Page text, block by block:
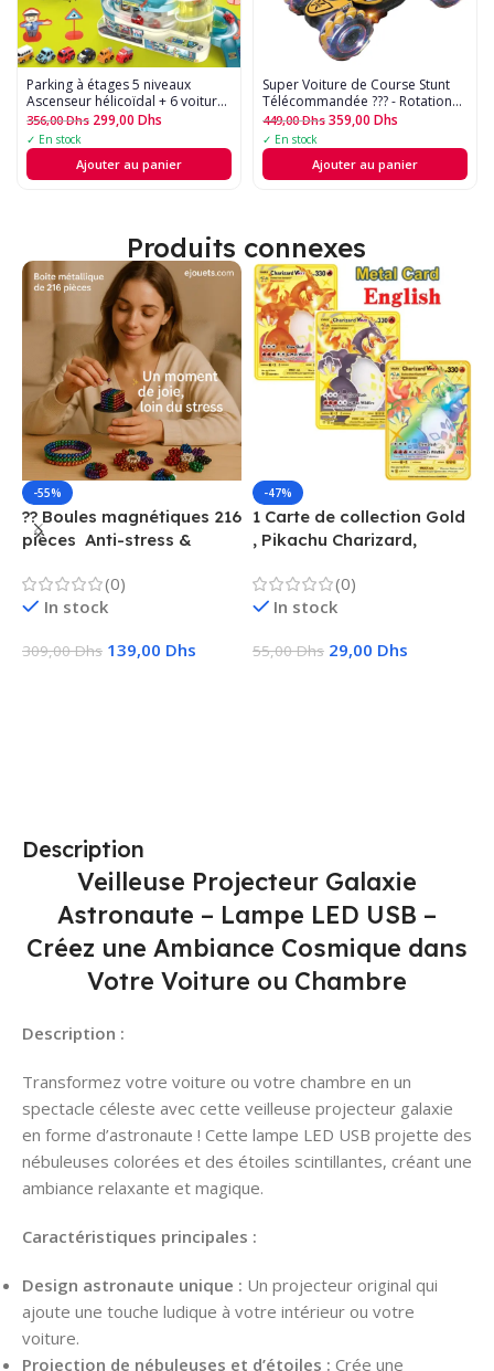
Parking à étages 5 niveaux 
Ascenseur hélicoïdal + 6 voitures
(24 places)
356,00Dhs 299,00 Dhs
✓ En stock
Ajouter au panier
Super Voiture de Course Stunt
Télécommandée ??? - Rotation
360°, Effets de Fumée, Musique
et Lumières LED
449,00Dhs 359,00 Dhs
✓ En stock
Ajouter au panier
Produits connexes
-55%
?? Boules magnétiques 216
pièces  Anti-stress &
(0)
In stock
309,00Dhs 139,00 Dhs
-47%
1 Carte de collection Gold
, Pikachu Charizard,
(0)
In stock
55,00Dhs 29,00 Dhs
Description
Veilleuse Projecteur Galaxie
Astronaute – Lampe LED USB –
Créez une Ambiance Cosmique dans
Votre Voiture ou Chambre
Description :
Transformez votre voiture ou votre chambre en un
spectacle céleste avec cette veilleuse projecteur galaxie
en forme d’astronaute ! Cette lampe LED USB projette des
nébuleuses colorées et des étoiles scintillantes, créant une
ambiance relaxante et magique.
Caractéristiques principales :
Design astronaute unique : Un projecteur original qui
ajoute une touche ludique à votre intérieur ou votre
voiture.
Projection de nébuleuses et d’étoiles : Crée une